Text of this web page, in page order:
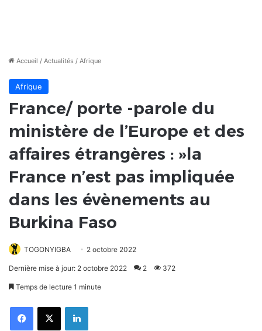
Accueil / Actualités / Afrique
Afrique
France/ porte -parole du
ministère de l’Europe et des
affaires étrangères : »la
France n’est pas impliquée
dans les évènements au
Burkina Faso
TOGONYIGBA 2 octobre 2022
Dernière mise à jour: 2 octobre 2022 2 372
Temps de lecture 1 minute
FacebookX Linkedin